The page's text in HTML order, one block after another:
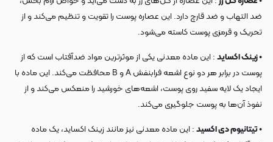
ضد التهاب و ضد قارچ دارد. این عصاره پوست را تقویت و تنظیم می‌کند و از
تحریک و قرمزی پوست کاسته می‌شود.
• زینک اکساید: این ماده معدنی یکی از موثرترین مواد ضدآفتاب است که از
پوست در برابر هر دو نوع اشعه فرابنفش A و B محافظت می‌کند. این ماده با
ایجاد یک لایه سفید روی پوست، اشعه‌های خورشید را منعکس می‌کند و از
نفوذ آن‌ها به پوست جلوگیری می‌کند.
• تیتانیوم دی اکسید: این ماده معدنی نیز مانند زینک اکساید، یک ماده